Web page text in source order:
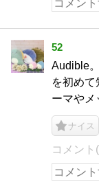
52
Audible
を初め
ーマやメ
ナイス
コメント